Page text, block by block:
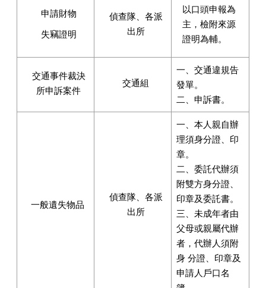
申請財物
失竊證明
偵查隊、各派
出所
以口頭申報為
主，檢附來源
證明為輔。
交通事件裁決
所申訴案件
交通組
一、交通違規告
發單。
二、申訴書。
一般遺失物品
偵查隊、各派
出所
一、本人親自辦
理須身分證、印
章。
二、委託代辦須
附雙方身分證、
印章及委託書。
三、未成年者由
父母或親屬代辦
者，代辦人須附
身 分證、印章及
申請人戶口名